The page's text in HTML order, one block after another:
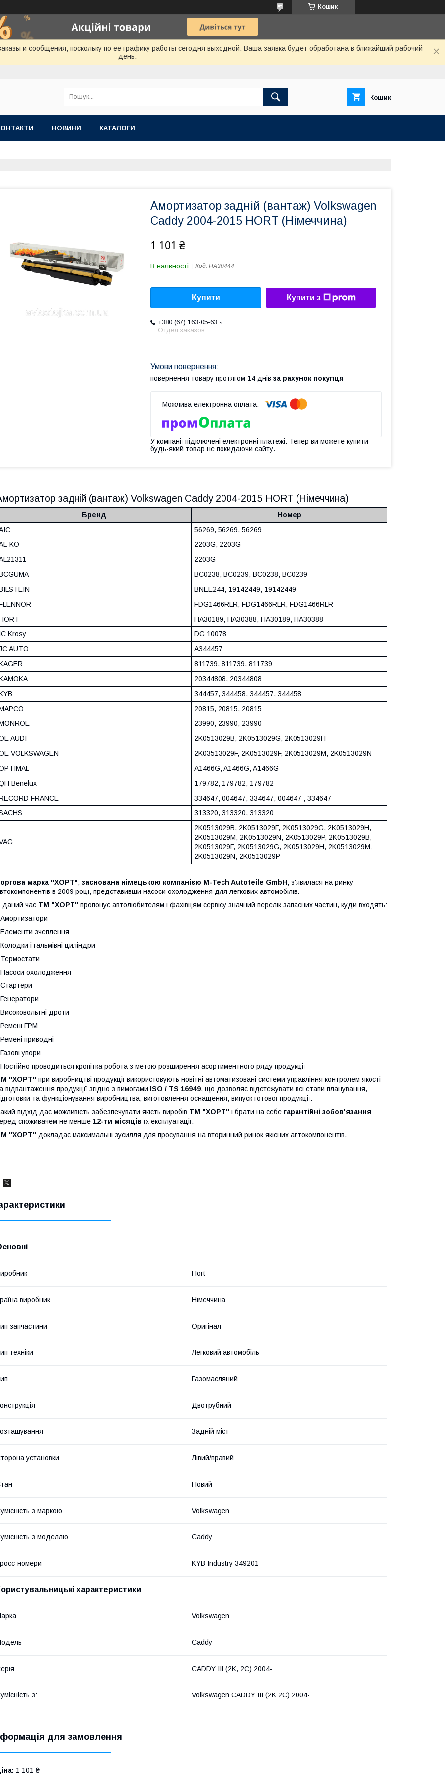
Кошик
и сообщения, поскольку по ее графику работы сегодня выходной. Ваша заявка будет обработана в ближайший рабочий
день.
Кошик
НОВИНИ КАТАЛОГИ
Амортизатор задній (вантаж) Volkswagen
Сaddy 2004-2015 HORT (Німеччина)
1 101 ₴
В наявності Код: HA30444
Купити Купити з
+380 (67) 163-05-63
Отдел заказов
повернення товару протягом 14 днів за рахунок покупця
У компанії підключені електронні платежі. Тепер ви можете купити
будь-який товар не покидаючи сайту.
задній (вантаж) Volkswagen Сaddy 2004-2015 HORT (Німеччина)
Бренд
Номер
56269, 56269, 56269
KO
2203G, 2203G
2203G
BC0238, BC0239, BC0238, BC0239
BNEE244, 19142449, 19142449
FDG1466RLR, FDG1466RLR, FDG1466RLR
HA30189, HA30388, HA30189, HA30388
IC Krosy
DG 10078
AUTO
A344457
811739, 811739, 811739
20344808, 20344808
344457, 344458, 344457, 344458
20815, 20815, 20815
23990, 23990, 23990
AUDI
2K0513029B, 2K0513029G, 2K0513029H
VOLKSWAGEN
2K03513029F, 2K0513029F, 2K0513029M, 2K0513029N
A1466G, A1466G, A1466G
Benelux
179782, 179782, 179782
FRANCE
334647, 004647, 334647, 004647 , 334647
313320, 313320, 313320
2K0513029B, 2K0513029F, 2K0513029G, 2K0513029H,
2K0513029M, 2K0513029N, 2K0513029P, 2K0513029B,
2K0513029F, 2K0513029G, 2K0513029H, 2K0513029M,
2K0513029N, 2K0513029P
марка "ХОРТ", заснована німецькою компанією M-Tech Autoteile GmbH, з'явилася на ринку
в 2009 році, представивши насоси охолодження для легкових автомобілів.
даний час ТМ "ХОРТ" пропонує автолюбителям і фахівцям сервісу значний перелік запасних частин, куди входять:
Амортизатори
Елементи зчеплення
Колодки і гальмівні циліндри
Термостати
Насоси охолодження
Стартери
Генератори
Високовольтні дроти
Ремені ГРМ
Ремені приводні
Газові упори
Постійно проводиться кропітка робота з метою розширення асортиментного ряду продукції
"ХОРТ" при виробництві продукції використовують новітні автоматизовані системи управління контролем якості
відвантаження продукції згідно з вимогами ISO / TS 16949, що дозволяє відстежувати всі етапи планування,
та функціонування виробництва, виготовлення оснащення, випуск готової продукції.
підхід дає можливість забезпечувати якість виробів ТМ "ХОРТ" і брати на себе гарантійні зобов'язання
споживачем не менше 12-ти місяцівїх експлуатації.
"ХОРТ" докладає максимальні зусилля для просування на вторинний ринок якісних автокомпонентів.
Hort
виробник Німеччина
запчастини Оригінал
техніки Легковий автомобіль
Газомасляний
Двотрубний
Задній міст
установки Лівий/правий
Новий
з маркою Volkswagen
з моделлю Caddy
номери KYB Industry 349201
характеристики
Volkswagen
Caddy
CADDY III (2K, 2C) 2004-
з: Volkswagen CADDY III (2K 2C) 2004-
для замовлення
1 101 ₴